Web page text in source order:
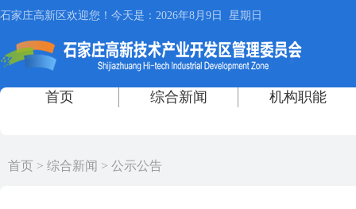
首页 > 综合新闻 > 公示公告